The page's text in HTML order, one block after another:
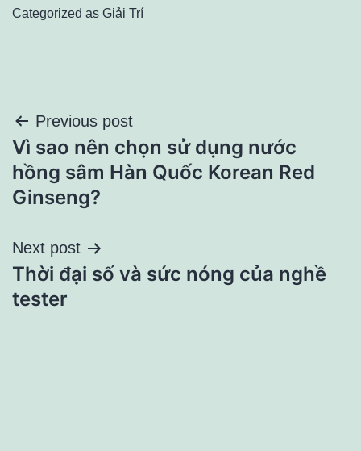
Categorized as Giải Trí
Điều
hướng
bài
viết
Previous post
Vì sao nên chọn sử dụng nước
hồng sâm Hàn Quốc Korean Red
Ginseng?
Next post
Thời đại số và sức nóng của nghề
tester